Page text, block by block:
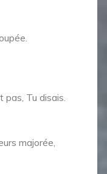
pas, Tu disais.
majorée,